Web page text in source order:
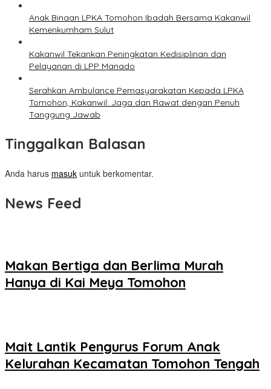
Anak Binaan LPKA Tomohon Ibadah Bersama Kakanwil
Kemenkumham Sulut
Kakanwil Tekankan Peningkatan Kedisiplinan dan
Pelayanan di LPP Manado
Serahkan Ambulance Pemasyarakatan Kepada LPKA
Tomohon, Kakanwil: Jaga dan Rawat dengan Penuh
Tanggung Jawab
Tinggalkan Balasan
Anda harus masuk untuk berkomentar.
News Feed
Makan Bertiga dan Berlima Murah
Hanya di Kai Meya Tomohon
Mait Lantik Pengurus Forum Anak
Kelurahan Kecamatan Tomohon Tengah